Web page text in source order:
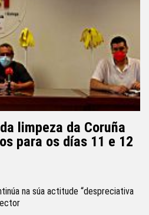
limpeza da Coruña
para os días 11 e 12
na súa actitude “despreciativa